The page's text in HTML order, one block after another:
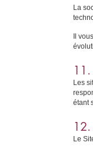
La
Il
11.
Les
étant
Le